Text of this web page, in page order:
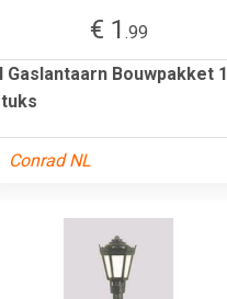
€ 1 .99
Gaslantaarn Bouwpakket 1
Conrad NL